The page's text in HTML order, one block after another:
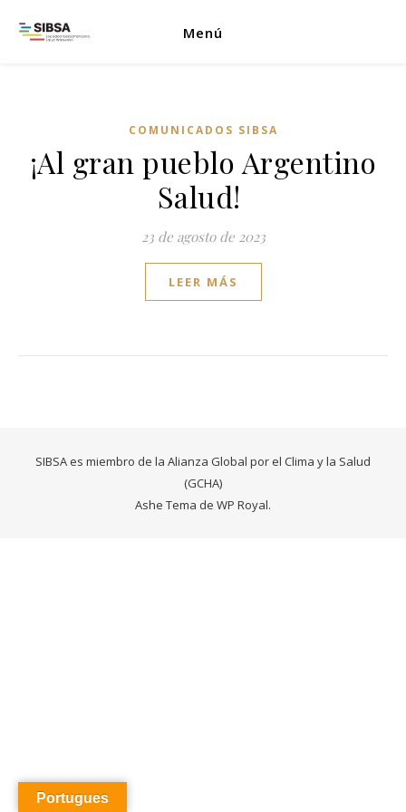
Menú
COMUNICADOS SIBSA
¡Al gran pueblo Argentino
Salud!
23 de agosto de 2023
LEER MÁS
SIBSA es miembro de la Alianza Global por el Clima y la Salud
(GCHA)
Ashe Tema de WP Royal.
Portugues